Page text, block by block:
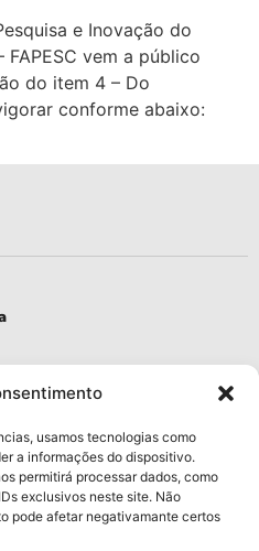
usamos tecnologias como
a informações do dispositivo.
permitirá processar dados, como
exclusivos neste site. Não
pode afetar negativamante certos
e Inovação do
vem a público
do item 4 – Do
conforme abaixo:
Pesquisa
Inovação
Bolsas
Prestação de Contas